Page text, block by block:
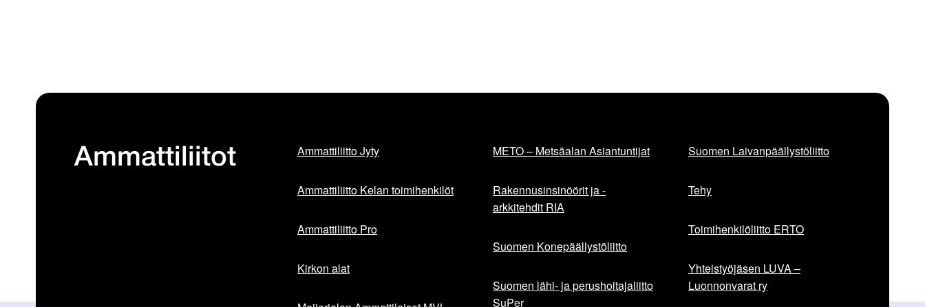
Ammattiliitot Ammattiliitto Jyty
Ammattiliitto Kelan toimihenkilöt
Ammattiliitto Pro
Kirkon alat
METO – Metsäalan Asiantuntijat
Rakennusinsinöörit ja -
arkkitehdit RIA
Suomen Konepäällystöliitto
Suomen lähi- ja perushoitajaliitto
SuPer
Suomen Laivanpäällystöliitto
Tehy
Toimihenkilöliitto ERTO
Yhteistyöjäsen LUVA –
Luonnonvarat ry